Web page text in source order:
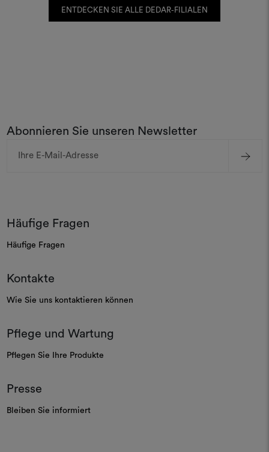
ENTDECKEN SIE ALLE DEDAR-FILIALEN
Abonnieren Sie unseren Newsletter
Mail-
Häufige Fragen
Häufige Fragen
Kontakte
Wie Sie uns kontaktieren können
Pflege und Wartung
Pflegen Sie Ihre Produkte
Presse
Bleiben Sie informiert